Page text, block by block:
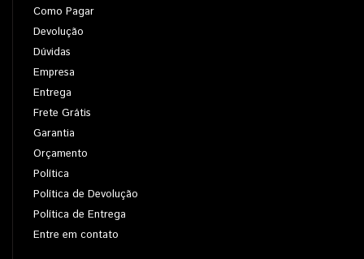
Como Pagar
Devolução
Dúvidas
Empresa
Entrega
Frete Grátis
Garantia
Orçamento
Política
Política de Devolução
Política de Entrega
Entre em contato